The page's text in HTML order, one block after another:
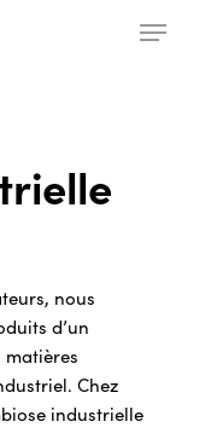
Menu
nous
d’un
matières
Chez
industrielle